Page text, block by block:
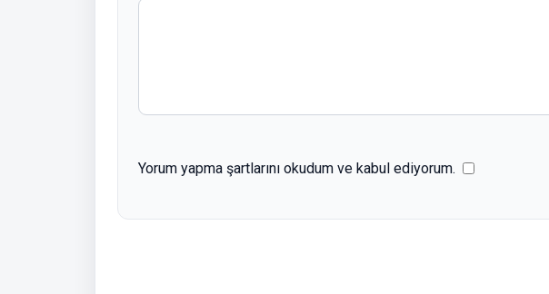
Yorum yapma şartlarını okudum ve kabul ediyorum.